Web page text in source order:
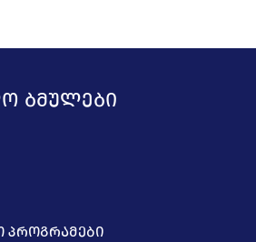
ᲑᲛᲣᲚᲔᲑᲘ
ᲞᲠᲝᲒᲠᲐᲛᲔᲑᲘ